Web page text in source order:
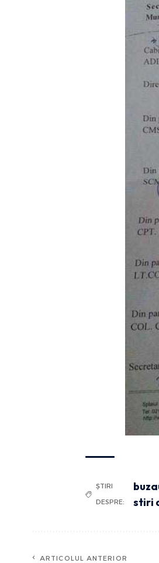
ȘTIRI
DESPRE:
stiri
ARTICOLUL ANTERIOR